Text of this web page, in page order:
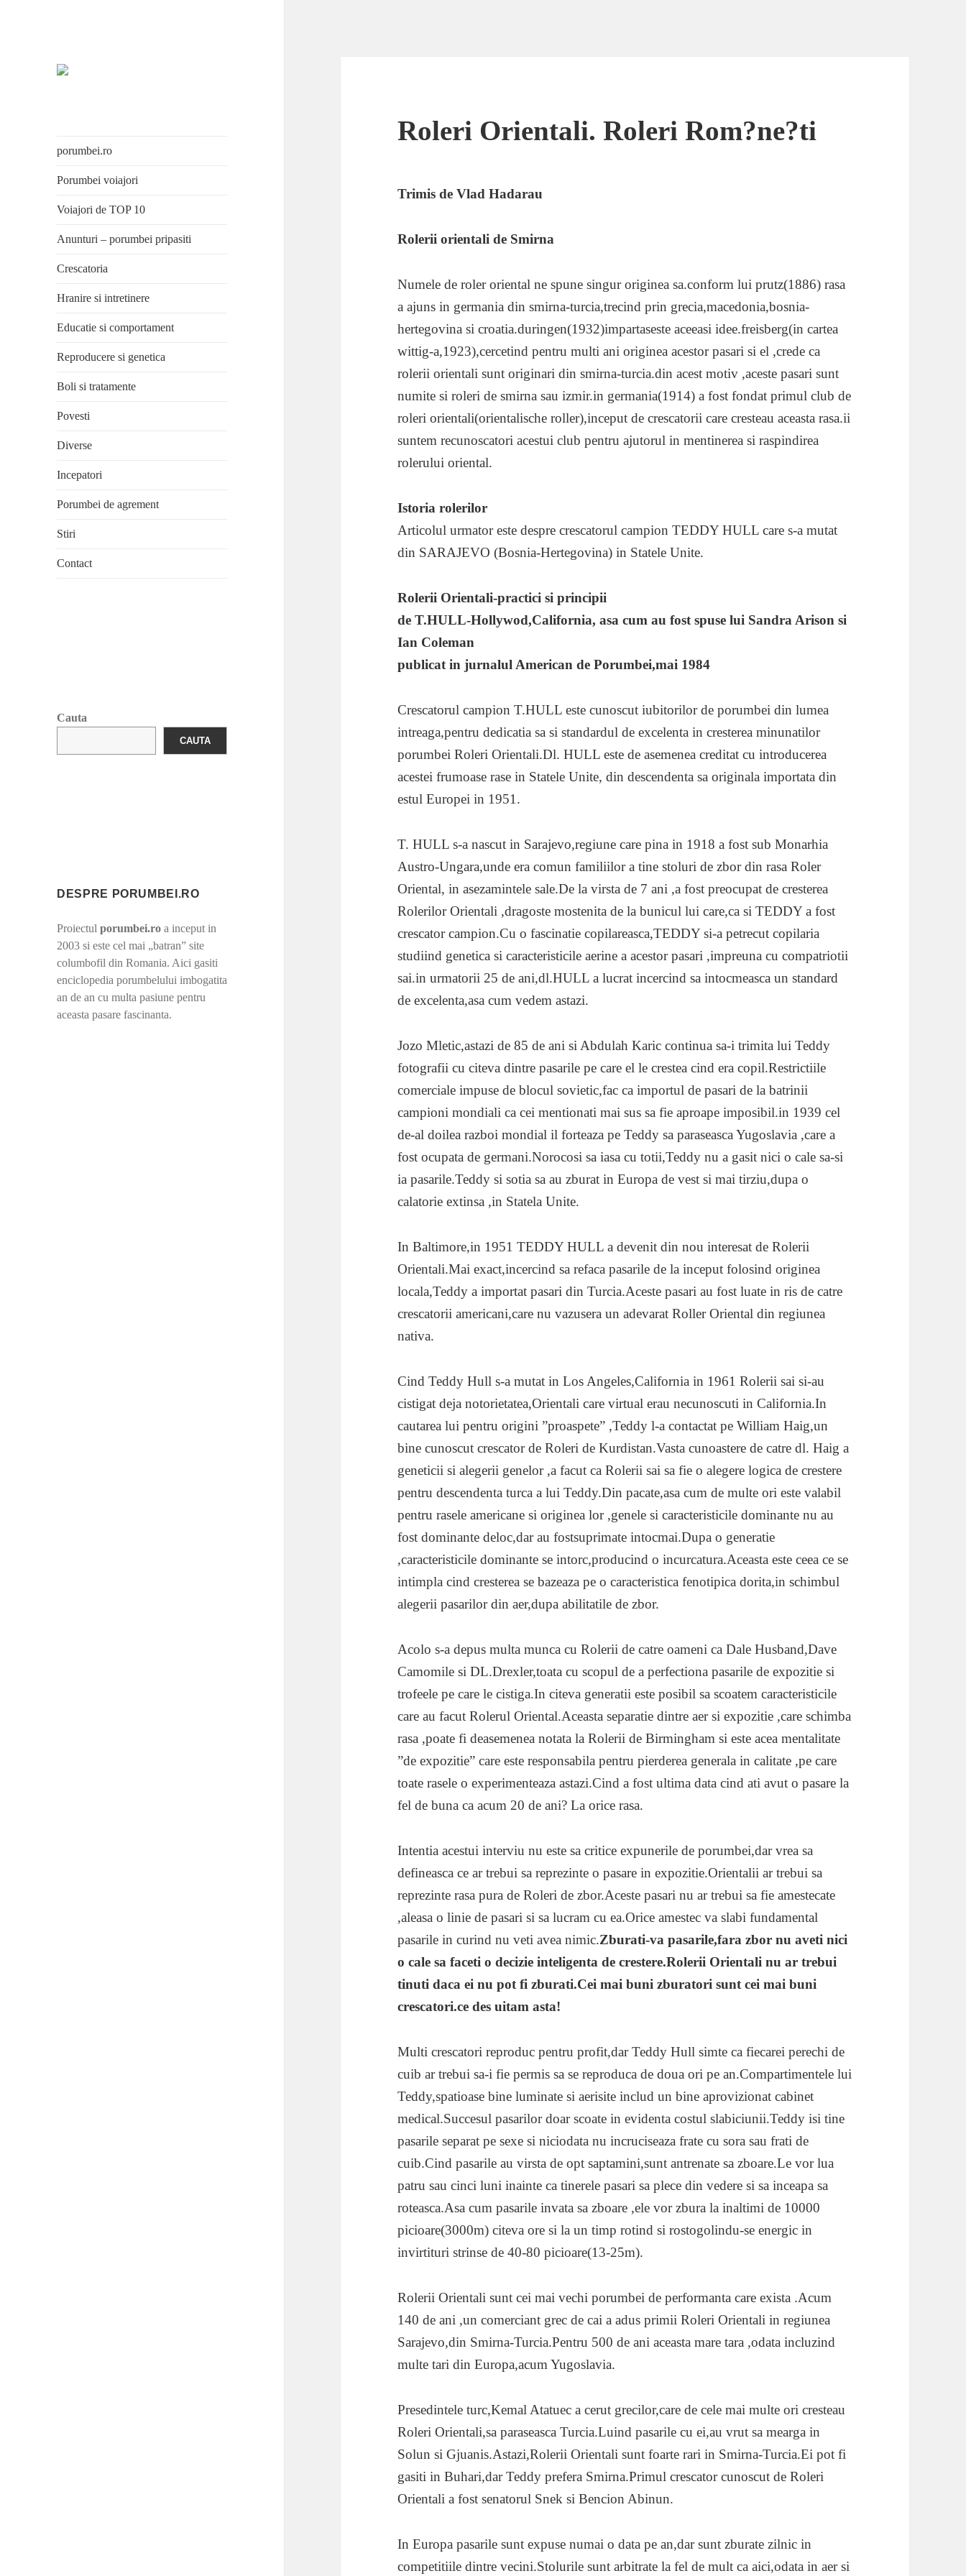
porumbei.ro
Porumbei voiajori
Voiajori de TOP 10
Anunturi – porumbei pripasiti
Crescatoria
Hranire si intretinere
Educatie si comportament
Reproducere si genetica
Boli si tratamente
Povesti
Diverse
Incepatori
Porumbei de agrement
Stiri
Contact
Cauta
CAUTA
DESPRE PORUMBEI.RO
Proiectulporumbei.ro a inceput in
2003 si este cel mai „batran” site
columbofil din Romania. Aici gasiti
enciclopedia porumbelului imbogatita
an de an cu multa pasiune pentru
aceasta pasare fascinanta.
Roleri Orientali. Roleri Rom?ne?ti
Trimis de Vlad Hadarau
Rolerii orientali de Smirna
Numele de roler oriental ne spune singur originea sa.conform lui prutz(1886) rasa
a ajuns in germania din smirna-turcia,trecind prin grecia,macedonia,bosnia-
hertegovina si croatia.duringen(1932)impartaseste aceeasi idee.freisberg(in cartea
wittig-a,1923),cercetind pentru multi ani originea acestor pasari si el ,crede ca
rolerii orientali sunt originari din smirna-turcia.din acest motiv ,aceste pasari sunt
numite si roleri de smirna sau izmir.in germania(1914) a fost fondat primul club de
roleri orientali(orientalische roller),inceput de crescatorii care cresteau aceasta rasa.ii
suntem recunoscatori acestui club pentru ajutorul in mentinerea si raspindirea
rolerului oriental.
Istoria rolerilor
Articolul urmator este despre crescatorul campion TEDDY HULL care s-a mutat
din SARAJEVO (Bosnia-Hertegovina) in Statele Unite.
Rolerii Orientali-practici si principii
de T.HULL-Hollywod,California, asa cum au fost spuse lui Sandra Arison si
Ian Coleman
publicat in jurnalul American de Porumbei,mai 1984
Crescatorul campion T.HULL este cunoscut iubitorilor de porumbei din lumea
intreaga,pentru dedicatia sa si standardul de excelenta in cresterea minunatilor
porumbei Roleri Orientali.Dl. HULL este de asemenea creditat cu introducerea
acestei frumoase rase in Statele Unite, din descendenta sa originala importata din
estul Europei in 1951.
T. HULL s-a nascut in Sarajevo,regiune care pina in 1918 a fost sub Monarhia
Austro-Ungara,unde era comun familiilor a tine stoluri de zbor din rasa Roler
Oriental, in asezamintele sale.De la virsta de 7 ani ,a fost preocupat de cresterea
Rolerilor Orientali ,dragoste mostenita de la bunicul lui care,ca si TEDDY a fost
crescator campion.Cu o fascinatie copilareasca,TEDDY si-a petrecut copilaria
studiind genetica si caracteristicile aerine a acestor pasari ,impreuna cu compatriotii
sai.in urmatorii 25 de ani,dl.HULL a lucrat incercind sa intocmeasca un standard
de excelenta,asa cum vedem astazi.
Jozo Mletic,astazi de 85 de ani si Abdulah Karic continua sa-i trimita lui Teddy
fotografii cu citeva dintre pasarile pe care el le crestea cind era copil.Restrictiile
comerciale impuse de blocul sovietic,fac ca importul de pasari de la batrinii
campioni mondiali ca cei mentionati mai sus sa fie aproape imposibil.in 1939 cel
de-al doilea razboi mondial il forteaza pe Teddy sa paraseasca Yugoslavia ,care a
fost ocupata de germani.Norocosi sa iasa cu totii,Teddy nu a gasit nici o cale sa-si
ia pasarile.Teddy si sotia sa au zburat in Europa de vest si mai tirziu,dupa o
calatorie extinsa ,in Statela Unite.
In Baltimore,in 1951 TEDDY HULL a devenit din nou interesat de Rolerii
Orientali.Mai exact,incercind sa refaca pasarile de la inceput folosind originea
locala,Teddy a importat pasari din Turcia.Aceste pasari au fost luate in ris de catre
crescatorii americani,care nu vazusera un adevarat Roller Oriental din regiunea
nativa.
Cind Teddy Hull s-a mutat in Los Angeles,California in 1961 Rolerii sai si-au
cistigat deja notorietatea,Orientali care virtual erau necunoscuti in California.In
cautarea lui pentru origini ”proaspete” ,Teddy l-a contactat pe William Haig,un
bine cunoscut crescator de Roleri de Kurdistan.Vasta cunoastere de catre dl. Haig a
geneticii si alegerii genelor ,a facut ca Rolerii sai sa fie o alegere logica de crestere
pentru descendenta turca a lui Teddy.Din pacate,asa cum de multe ori este valabil
pentru rasele americane si originea lor ,genele si caracteristicile dominante nu au
fost dominante deloc,dar au fostsuprimate intocmai.Dupa o generatie
,caracteristicile dominante se intorc,producind o incurcatura.Aceasta este ceea ce se
intimpla cind cresterea se bazeaza pe o caracteristica fenotipica dorita,in schimbul
alegerii pasarilor din aer,dupa abilitatile de zbor.
Acolo s-a depus multa munca cu Rolerii de catre oameni ca Dale Husband,Dave
Camomile si DL.Drexler,toata cu scopul de a perfectiona pasarile de expozitie si
trofeele pe care le cistiga.In citeva generatii este posibil sa scoatem caracteristicile
care au facut Rolerul Oriental.Aceasta separatie dintre aer si expozitie ,care schimba
rasa ,poate fi deasemenea notata la Rolerii de Birmingham si este acea mentalitate
”de expozitie” care este responsabila pentru pierderea generala in calitate ,pe care
toate rasele o experimenteaza astazi.Cind a fost ultima data cind ati avut o pasare la
fel de buna ca acum 20 de ani? La orice rasa.
Intentia acestui interviu nu este sa critice expunerile de porumbei,dar vrea sa
defineasca ce ar trebui sa reprezinte o pasare in expozitie.Orientalii ar trebui sa
reprezinte rasa pura de Roleri de zbor.Aceste pasari nu ar trebui sa fie amestecate
,aleasa o linie de pasari si sa lucram cu ea.Orice amestec va slabi fundamental
pasarile in curind nu veti avea nimic.Zburati-va pasarile,fara zbor nu aveti nici
o cale sa faceti o decizie inteligenta de crestere.Rolerii Orientali nu ar trebui
tinuti daca ei nu pot fi zburati.Cei mai buni zburatori sunt cei mai buni
crescatori.ce des uitam asta!
Multi crescatori reproduc pentru profit,dar Teddy Hull simte ca fiecarei perechi de
cuib ar trebui sa-i fie permis sa se reproduca de doua ori pe an.Compartimentele lui
Teddy,spatioase bine luminate si aerisite includ un bine aprovizionat cabinet
medical.Succesul pasarilor doar scoate in evidenta costul slabiciunii.Teddy isi tine
pasarile separat pe sexe si niciodata nu incruciseaza frate cu sora sau frati de
cuib.Cind pasarile au virsta de opt saptamini,sunt antrenate sa zboare.Le vor lua
patru sau cinci luni inainte ca tinerele pasari sa plece din vedere si sa inceapa sa
roteasca.Asa cum pasarile invata sa zboare ,ele vor zbura la inaltimi de 10000
picioare(3000m) citeva ore si la un timp rotind si rostogolindu-se energic in
invirtituri strinse de 40-80 picioare(13-25m).
Rolerii Orientali sunt cei mai vechi porumbei de performanta care exista .Acum
140 de ani ,un comerciant grec de cai a adus primii Roleri Orientali in regiunea
Sarajevo,din Smirna-Turcia.Pentru 500 de ani aceasta mare tara ,odata incluzind
multe tari din Europa,acum Yugoslavia.
Presedintele turc,Kemal Atatuec a cerut grecilor,care de cele mai multe ori cresteau
Roleri Orientali,sa paraseasca Turcia.Luind pasarile cu ei,au vrut sa mearga in
Solun si Gjuanis.Astazi,Rolerii Orientali sunt foarte rari in Smirna-Turcia.Ei pot fi
gasiti in Buhari,dar Teddy prefera Smirna.Primul crescator cunoscut de Roleri
Orientali a fost senatorul Snek si Bencion Abinun.
In Europa pasarile sunt expuse numai o data pe an,dar sunt zburate zilnic in
competitiile dintre vecini.Stolurile sunt arbitrate la fel de mult ca aici,odata in aer si